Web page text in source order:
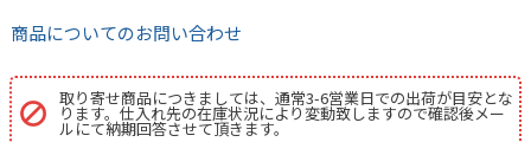
商品についてのお問い合わせ
取り寄せ商品につきましては、通常3-6営業日での出荷が目安とな
ります。仕入れ先の在庫状況により変動致しますので確認後メー
ルにて納期回答させて頂きます。